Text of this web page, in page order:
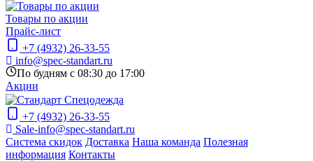
Товары по акции
Прайс-лист
+7 (4932) 26-33-55
info@spec-standart.ru
По будням с 08:30 до 17:00
Акции
+7 (4932) 26-33-55
Sale-info@spec-standart.ru
Система скидок Доставка Наша команда Полезная
информация Контакты